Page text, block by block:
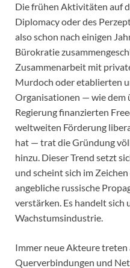
Die frühen Aktivitäten auf
Diplomacy oder des
also schon nach einigen
Bürokratie
Zusammenarbeit mit
Murdoch oder etablierten
Organisationen — wie dem
Regierung finanzierten
weltweiten Förderung
hat — trat die Gründung
hinzu. Dieser Trend setzt
und scheint sich im
angebliche russische
verstärken. Es handelt sich
Wachstumsindustrie.
Immer neue Akteure treten
Querverbindungen und